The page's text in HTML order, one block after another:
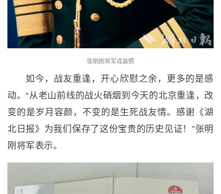
张明刚将军戎装照
如今，战友重逢，开心欣慰之余，更多的是感
动。“从老山前线的战火硝烟到今天的北京重逢，改
变的是岁月容颜，不变的是生死战友情。感谢《湖
北日报》为我们保存了这份宝贵的历史见证！”张明
刚将军表示。